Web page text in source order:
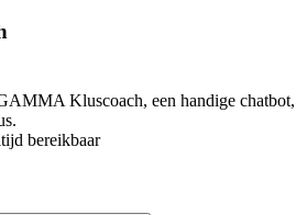
Kluscoach, een handige chatbot,
bereikbaar